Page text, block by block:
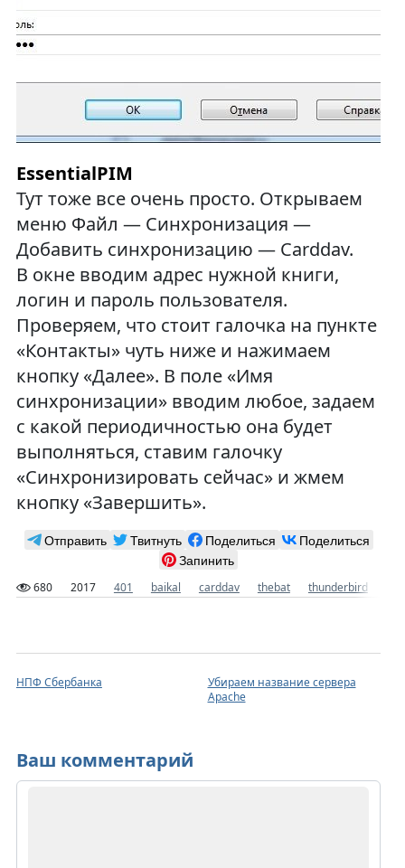
EssentialPIM
Тут тоже все очень просто. Открываем
меню Файл — Синхронизация —
Добавить синхронизацию — Carddav.
В окне вводим адрес нужной книги,
логин и пароль пользователя.
Проверяем, что стоит галочка на пункте
«Контакты» чуть ниже и нажимаем
кнопку «Далее». В поле «Имя
синхронизации» вводим любое, задаем
с какой периодичностью она будет
выполняться, ставим галочку
«Синхронизировать сейчас» и жмем
кнопку «Завершить».
Отправить Твитнуть Поделиться
Поделиться
Запинить
680 2017 401 baikal carddav thebat thunderbird
НПФ Сбербанка
Убираем название сервера
Apache
Ваш комментарий